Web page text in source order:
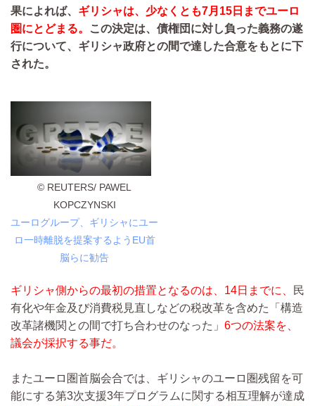
果によれば、 ギリシャは、少なくとも7月15日までユーロ
圏にとどまる。
この決定は、債権団に対し負った義務の遂
行について、ギリシャ政府との間で達した合意をもとに下
された。
© REUTERS/ PAWEL
KOPCZYNSKI
ユーログループ、ギリシャにユー
ロ一時離脱を提案するようEU首
脳らに勧告
ギリシャ側からの最初の措置となるのは、14日までに、
民
有化や年金及び消費税見直しなどの税改革を含めた「構造
改革諸機関との間で打ち合わせのなった」 6つの法案を、
議会が採択する事だ。
またユーロ圏首脳会合では、ギリシャのユーロ圏残留を可
能にする第3次支援3年プログラムに関する相互理解が達成